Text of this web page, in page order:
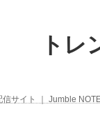
ト
信サイト ｜ Jumble